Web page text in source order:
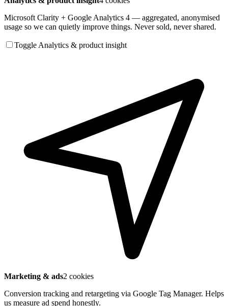
Microsoft Clarity + Google Analytics 4 — aggregated, anonymised
usage so we can quietly improve things. Never sold, never shared.
Toggle Analytics & product insight
Marketing & ads2 cookies
Conversion tracking and retargeting via Google Tag Manager. Helps
us measure ad spend honestly.